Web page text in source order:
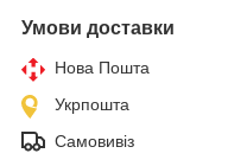
Умови доставки
Нова Пошта
Укрпошта
Самовивіз